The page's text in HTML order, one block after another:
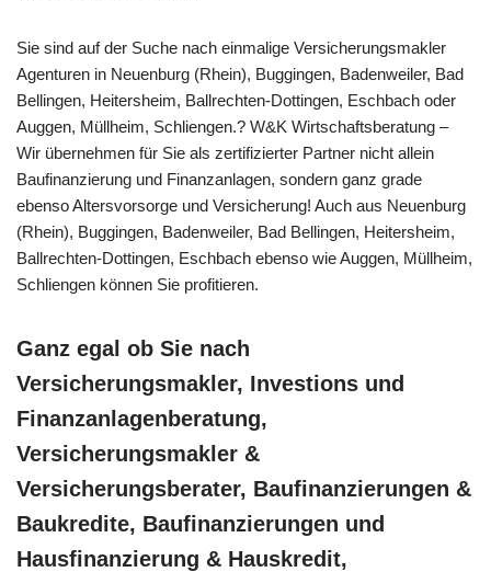
Sie sind auf der Suche nach einmalige Versicherungsmakler
Agenturen in Neuenburg (Rhein), Buggingen, Badenweiler, Bad
Bellingen, Heitersheim, Ballrechten-Dottingen, Eschbach oder
Auggen, Müllheim, Schliengen.? W&K Wirtschaftsberatung –
Wir übernehmen für Sie als zertifizierter Partner nicht allein
Baufinanzierung und Finanzanlagen, sondern ganz grade
ebenso Altersvorsorge und Versicherung! Auch aus Neuenburg
(Rhein), Buggingen, Badenweiler, Bad Bellingen, Heitersheim,
Ballrechten-Dottingen, Eschbach ebenso wie Auggen, Müllheim,
Schliengen können Sie profitieren.
Ganz egal ob Sie nach
Versicherungsmakler, Investions und
Finanzanlagenberatung,
Versicherungsmakler &
Versicherungsberater, Baufinanzierungen &
Baukredite, Baufinanzierungen und
Hausfinanzierung & Hauskredit,